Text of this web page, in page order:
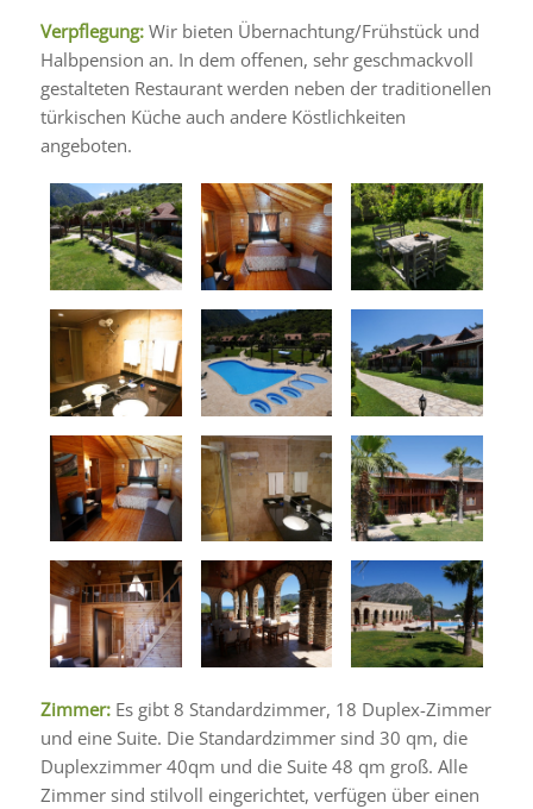
Verpflegung:Wir bieten Übernachtung/Frühstück und
Halbpension an. In dem offenen, sehr geschmackvoll
gestalteten Restaurant werden neben der traditionellen
türkischen Küche auch andere Köstlichkeiten
angeboten.
Zimmer:Es gibt 8 Standardzimmer, 18 Duplex-Zimmer
und eine Suite. Die Standardzimmer sind 30 qm, die
Duplexzimmer 40qm und die Suite 48 qm groß. Alle
Zimmer sind stilvoll eingerichtet, verfügen über einen